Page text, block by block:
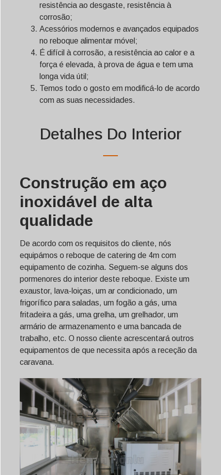
resistência ao desgaste, resistência à
corrosão;
Acessórios modernos e avançados equipados
no reboque alimentar móvel;
É difícil à corrosão, a resistência ao calor e a
força é elevada, à prova de água e tem uma
longa vida útil;
Temos todo o gosto em modificá-lo de acordo
com as suas necessidades.
Detalhes Do Interior
Construção em aço
inoxidável de alta
qualidade
De acordo com os requisitos do cliente, nós
equipámos o reboque de catering de 4m com
equipamento de cozinha. Seguem-se alguns dos
pormenores do interior deste reboque. Existe um
exaustor, lava-loiças, um ar condicionado, um
frigorífico para saladas, um fogão a gás, uma
fritadeira a gás, uma grelha, um grelhador, um
armário de armazenamento e uma bancada de
trabalho, etc. O nosso cliente acrescentará outros
equipamentos de que necessita após a receção da
caravana.